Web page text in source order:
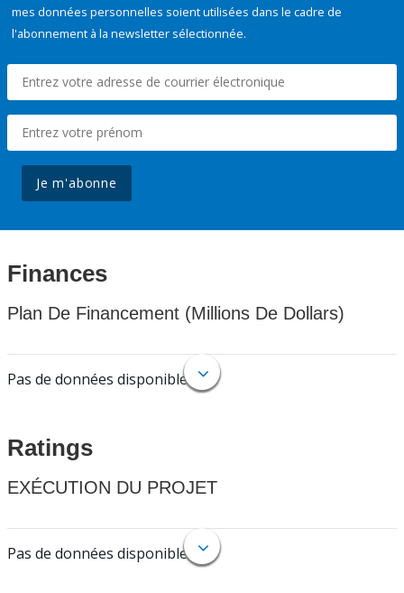
mes données personnelles soient utilisées dans le cadre de
l'abonnement à la newsletter sélectionnée.
Je m'abonne
Finances
Plan De Financement (Millions De Dollars)
Pas de données disponibles.
Ratings
EXÉCUTION DU PROJET
Pas de données disponibles.